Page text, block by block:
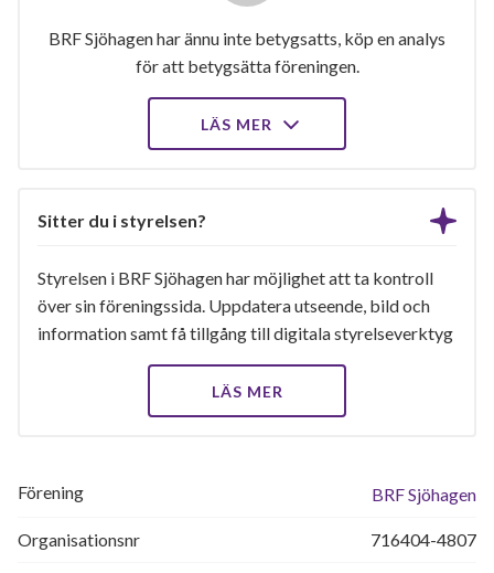
BRF Sjöhagen har ännu inte betygsatts, köp en analys
för att betygsätta föreningen.
LÄS MER
Sitter du i styrelsen?
Styrelsen i BRF Sjöhagen har möjlighet att ta kontroll
över sin föreningssida. Uppdatera utseende, bild och
information samt få tillgång till digitala styrelseverktyg
LÄS MER
Förening BRF Sjöhagen
Organisationsnr 716404-4807